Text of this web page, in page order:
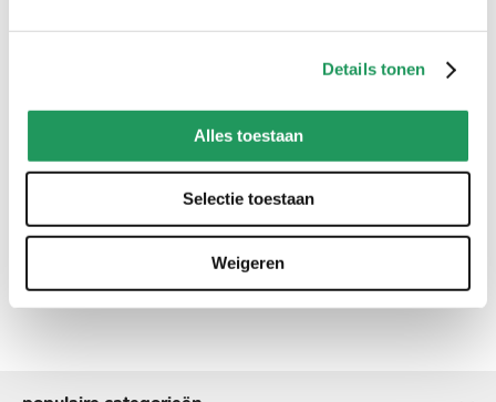
Details tonen
Alles toestaan
Selectie toestaan
Weigeren